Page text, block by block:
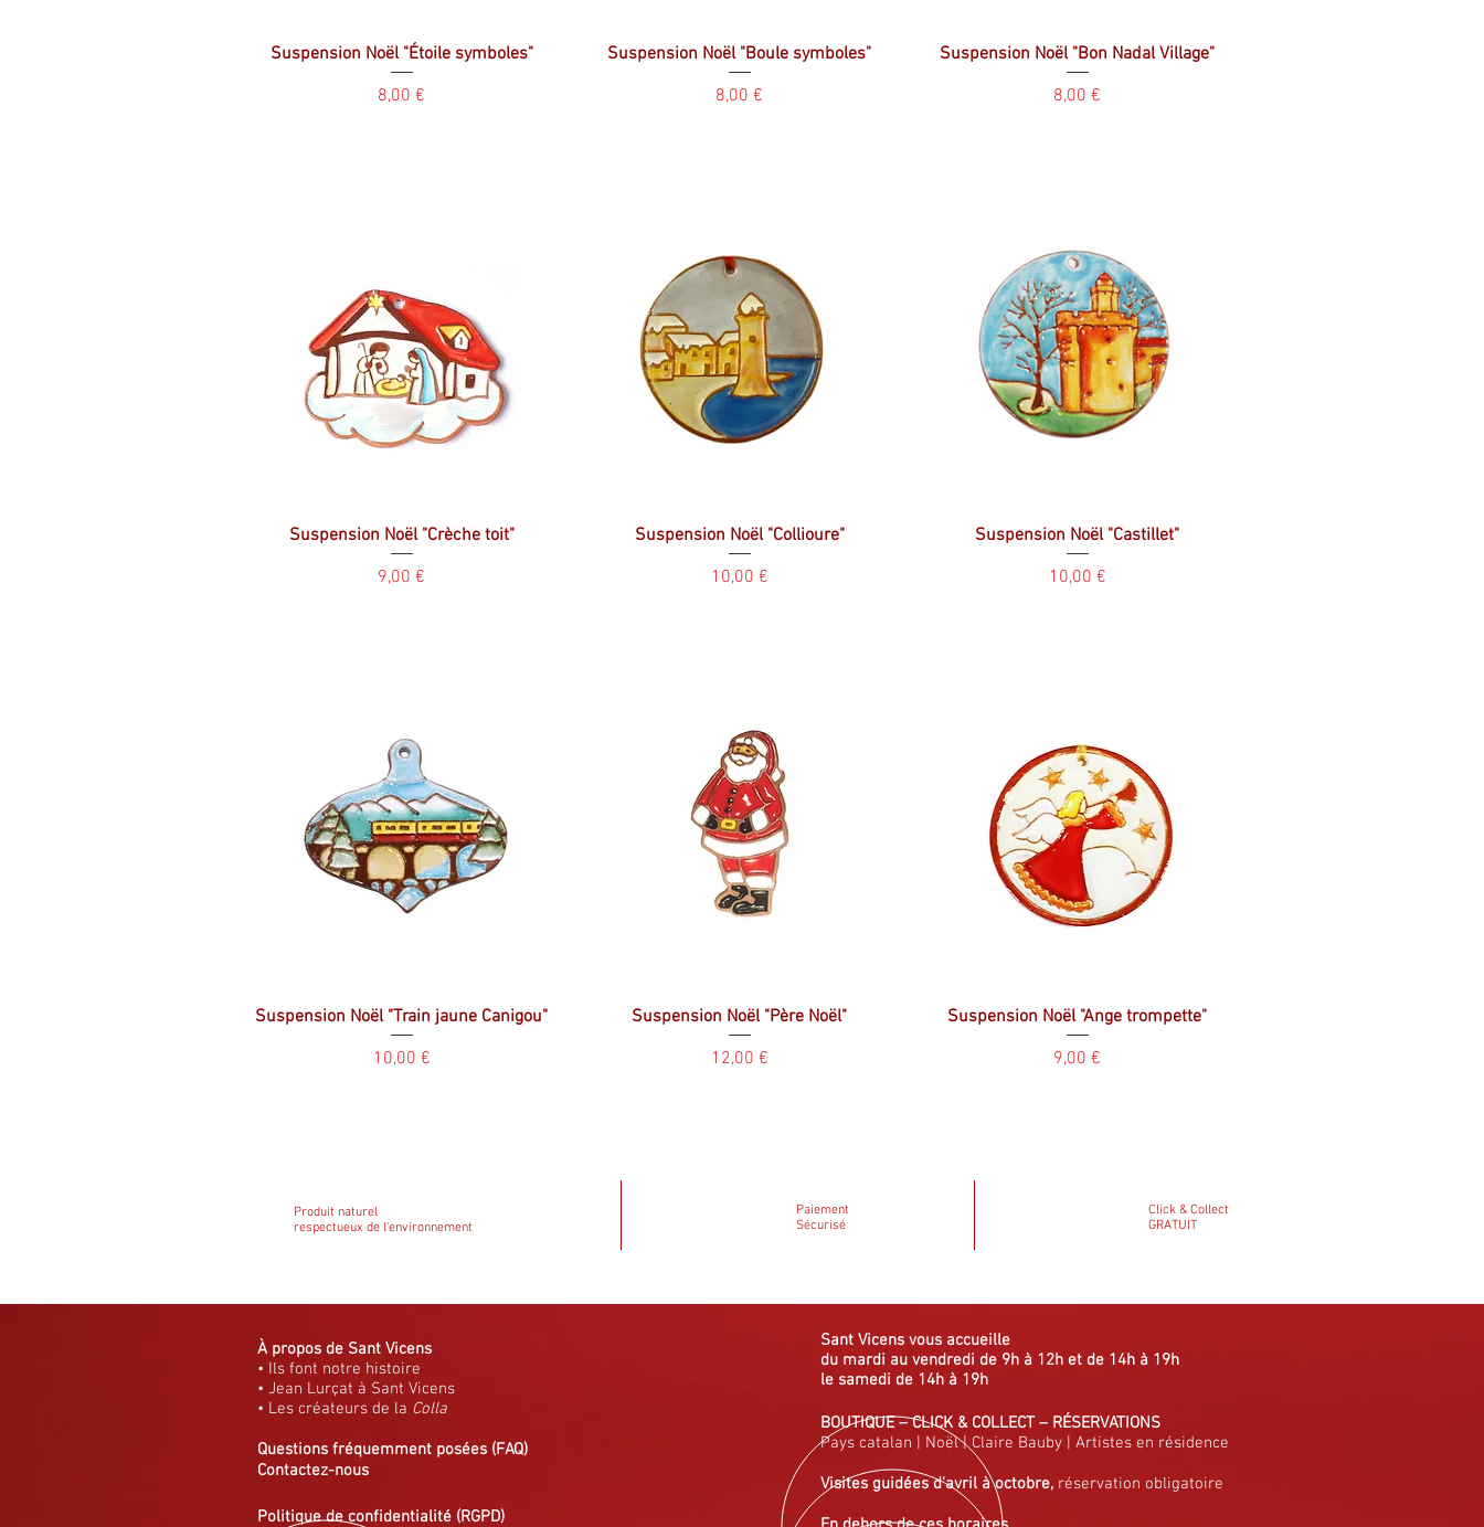
Suspension Noël "Étoile symboles"
Prix
8,00 €
Suspension Noël "Boule symboles"
Prix
8,00 €
Suspension Noël "Bon Nadal Village"
Prix
8,00 €
Suspension Noël "Crèche toit"
Prix
9,00 €
Suspension Noël "Collioure"
Prix
10,00 €
Suspension Noël "Castillet"
Prix
10,00 €
Suspension Noël "Train jaune Canigou"
Prix
10,00 €
Suspension Noël "Père Noël"
Prix
12,00 €
Suspension Noël "Ange trompette"
Prix
9,00 €
Produit naturel
respectueux de l'environnement
Paiement
Sécurisé
Click & Collect
GRATUIT
À propos de Sant Vicens
• Ils font notre histoire
• Jean Lurçat à Sant Vicens
• Les créateurs de la Colla
Questions fréquemment posées (FAQ)
Contactez-nous
Politique de confidentialité (RGPD)
Sant Vicens vous accueille
du mardi au vendredi de 9h à 12h et de 14h à 19h
le samedi de 14h à 19h
BOUTIQUE–CLICK & COLLECT– RÉSERVATIONS
Pays catalan
Noël|Claire Bauby Artistes en résidence
Visites guidéesd'avril à octobre, réservation obligatoire